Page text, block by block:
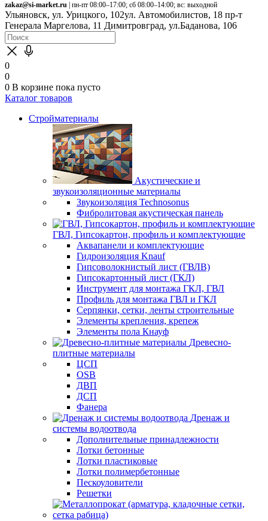
zakaz@si-market.ru | пн-пт 08:00–17:00; сб 08:00–14:00; вс: выходной
Ульяновск, ул. Урицкого, 102ул. Автомобилистов, 18 пр-т
Генерала Маргелова, 11 Димитровград, ул.Баданова, 106
0
0
0 В корзине пока пусто
Каталог товаров
Стройматериалы
Акустические и
звукоизоляционные материалы
Звукоизоляция Technosonus
Фибролитовая акустическая панель
ГВЛ, Гипсокартон, профиль и комплектующие
Аквапанели и комплектующие
Гидроизоляция Knauf
Гипсоволокнистый лист (ГВЛВ)
Гипсокартонный лист (ГКЛ)
Инструмент для монтажа ГКЛ, ГВЛ
Профиль для монтажа ГВЛ и ГКЛ
Серпянки, сетки, ленты строительные
Элементы крепления, крепеж
Элементы пола Кнауф
Древесно-
плитные материалы
ЦСП
OSB
ДВП
ДСП
Фанера
Дренаж и
системы водоотвода
Дополнительные принадлежности
Лотки бетонные
Лотки пластиковые
Лотки полимербетонные
Пескоуловители
Решетки